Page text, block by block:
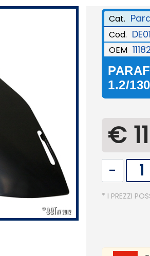
Cat.
Cod.
OEM
1.2/
€
* I PREZZI